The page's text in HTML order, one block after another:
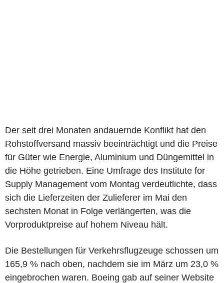
Der seit drei Monaten andauernde Konflikt hat den
Rohstoffversand massiv beeinträchtigt und die Preise
für Güter wie Energie, Aluminium und Düngemittel in
die Höhe getrieben. Eine Umfrage des Institute for
Supply Management vom Montag verdeutlichte, dass
sich die Lieferzeiten der Zulieferer im Mai den
sechsten Monat in Folge verlängerten, was die
Vorproduktpreise auf hohem Niveau hält.
Die Bestellungen für Verkehrsflugzeuge schossen um
165,9 % nach oben, nachdem sie im März um 23,0 %
eingebrochen waren. Boeing gab auf seiner Website